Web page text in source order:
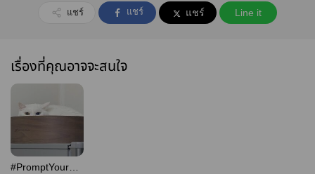
แชร์ แชร์ แชร์ Line it
เรื่องที่คุณอาจจะสนใจ
#PromptYourWriting